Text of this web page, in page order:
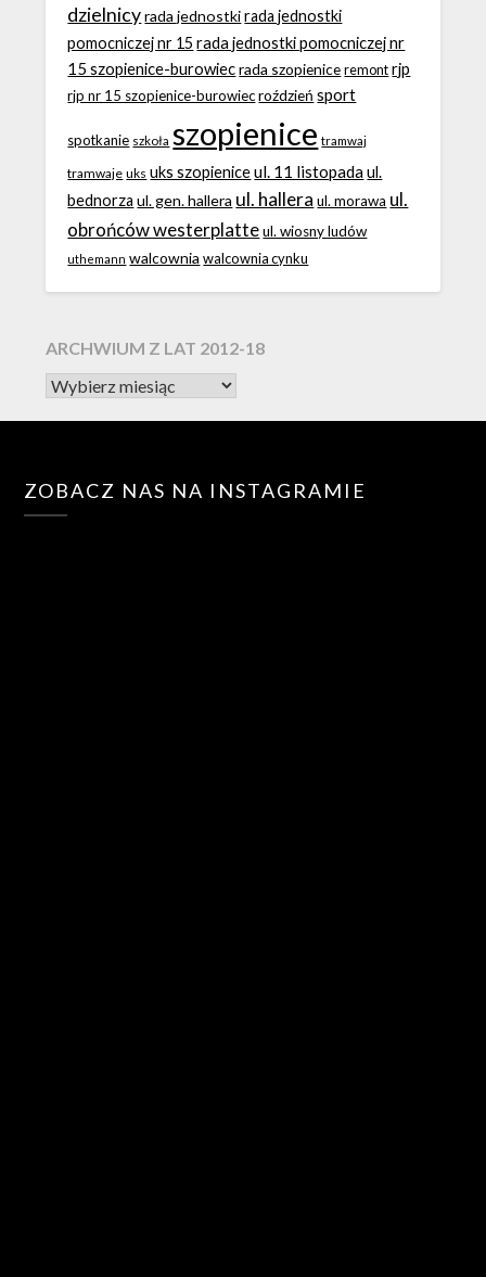
dzielnicy rada jednostki rada jednostki
pomocniczej nr 15 rada jednostki pomocniczej nr
15 szopienice-burowiec rada szopienice remont rjp
rjp nr 15 szopienice-burowiec roździeń sport
spotkanie szkoła szopienice tramwaj
tramwaje uks uks szopienice ul. 11 listopada ul.
bednorza ul. gen. hallera ul. hallera ul. morawa ul.
obrońców westerplatte ul. wiosny ludów
uthemann walcownia walcownia cynku
ARCHWIUM Z LAT 2012-18
ZOBACZ NAS NA INSTAGRAMIE